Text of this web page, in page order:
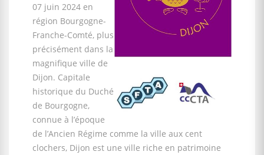
07 juin 2024 en
région Bourgogne-
Franche-Comté, plus
précisément dans la
magnifique ville de
Dijon. Capitale
historique du Duché
de Bourgogne,
connue à l’époque
de l’Ancien Régime comme la ville aux cent
clochers, Dijon est une ville riche en patrimoine